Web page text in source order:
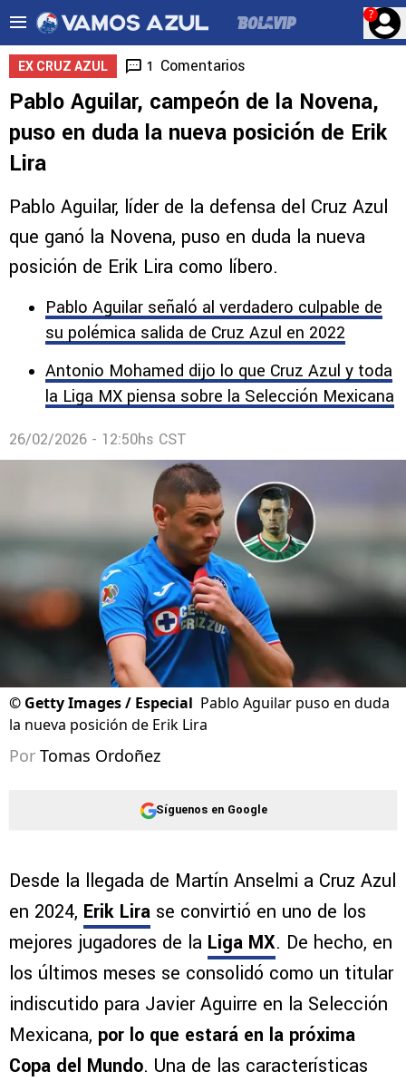
?
EX CRUZ AZUL 1 Comentarios
Pablo Aguilar, campeón de la Novena,
puso en duda la nueva posición de Erik
Lira
Pablo Aguilar, líder de la defensa del Cruz Azul
que ganó la Novena, puso en duda la nueva
posición de Erik Lira como líbero.
Pablo Aguilar señaló al verdadero culpable de
su polémica salida de Cruz Azul en 2022
Antonio Mohamed dijo lo que Cruz Azul y toda
la Liga MX piensa sobre la Selección Mexicana
26/02/2026 - 12:50hs CST
© Getty Images / Especial Pablo Aguilar puso en duda
la nueva posición de Erik Lira
Por Tomas Ordoñez
Síguenos en Google
Desde la llegada de Martín Anselmi a Cruz Azul
en 2024, Erik Lira se convirtió en uno de los
mejores jugadores de la Liga MX. De hecho, en
los últimos meses se consolidó como un titular
indiscutido para Javier Aguirre en la Selección
Mexicana, por lo que estará en la próxima
Copa del Mundo. Una de las características